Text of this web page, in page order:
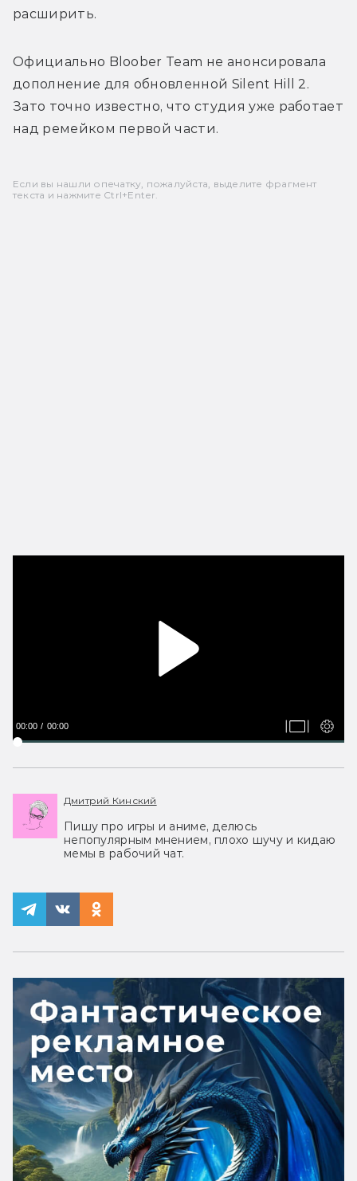
расширить.
Официально Bloober Team не анонсировала
дополнение для обновленной Silent Hill 2.
Зато точно известно, что студия уже работает
над ремейком первой части.
Если вы нашли опечатку, пожалуйста, выделите фрагмент
текста и нажмите Ctrl+Enter.
00:00 00:00
Дмитрий Кинский
Пишу про игры и аниме, делюсь
непопулярным мнением, плохо шучу и кидаю
мемы в рабочий чат.